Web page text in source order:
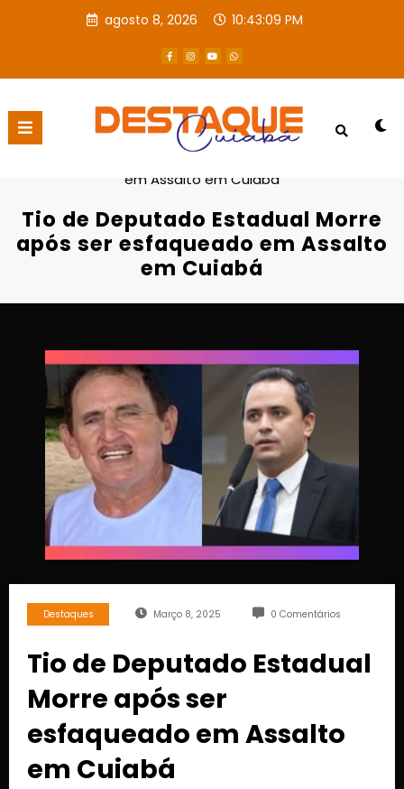
agosto 8, 2026 10:43:10 PM
Página inicial
Destaques
em Assalto em Cuiabá
Tio de Deputado Estadual Morre
após ser esfaqueado em Assalto
em Cuiabá
Destaques Março 8, 2025 0 Comentários
Tio de Deputado Estadual
Morre após ser
esfaqueado em Assalto
em Cuiabá